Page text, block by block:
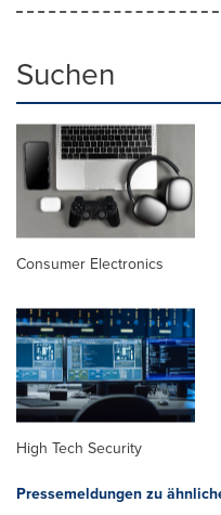
Suchen
Consumer Electronics
High Tech Security
Pressemeldungen zu